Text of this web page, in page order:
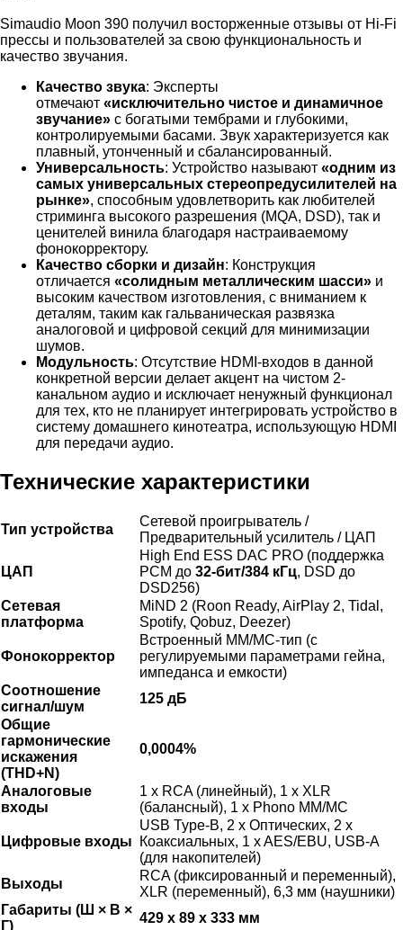
Simaudio Moon 390 получил восторженные отзывы от Hi-Fi
прессы и пользователей за свою функциональность и
качество звучания.
Качество звука: Эксперты
отмечают «исключительно чистое и динамичное
звучание» с богатыми тембрами и глубокими,
контролируемыми басами. Звук характеризуется как
плавный, утонченный и сбалансированный.
Универсальность: Устройство называют «одним из
самых универсальных стереопредусилителей на
рынке», способным удовлетворить как любителей
стриминга высокого разрешения (MQA, DSD), так и
ценителей винила благодаря настраиваемому
фонокорректору.
Качество сборки и дизайн: Конструкция
отличается «солидным металлическим шасси» и
высоким качеством изготовления, с вниманием к
деталям, таким как гальваническая развязка
аналоговой и цифровой секций для минимизации
шумов.
Модульность: Отсутствие HDMI-входов в данной
конкретной версии делает акцент на чистом 2-
канальном аудио и исключает ненужный функционал
для тех, кто не планирует интегрировать устройство в
систему домашнего кинотеатра, использующую HDMI
для передачи аудио.
Технические характеристики
Тип устройства
Сетевой проигрыватель /
Предварительный усилитель / ЦАП
ЦАП
High End ESS DAC PRO (поддержка
PCM до 32-бит/384 кГц, DSD до
DSD256)
Сетевая
платформа
MiND 2 (Roon Ready, AirPlay 2, Tidal,
Spotify, Qobuz, Deezer)
Фонокорректор
Встроенный MM/MC-тип (с
регулируемыми параметрами гейна,
импеданса и емкости)
Соотношение
сигнал/шум
125 дБ
Общие
гармонические
искажения
(THD+N)
0,0004%
Аналоговые
входы
1 x RCA (линейный), 1 x XLR
(балансный), 1 x Phono MM/MC
Цифровые входы
USB Type-B, 2 x Оптических, 2 x
Коаксиальных, 1 x AES/EBU, USB-A
(для накопителей)
Выходы
RCA (фиксированный и переменный),
XLR (переменный), 6,3 мм (наушники)
Габариты (Ш × В ×
Г)
429 x 89 x 333 мм